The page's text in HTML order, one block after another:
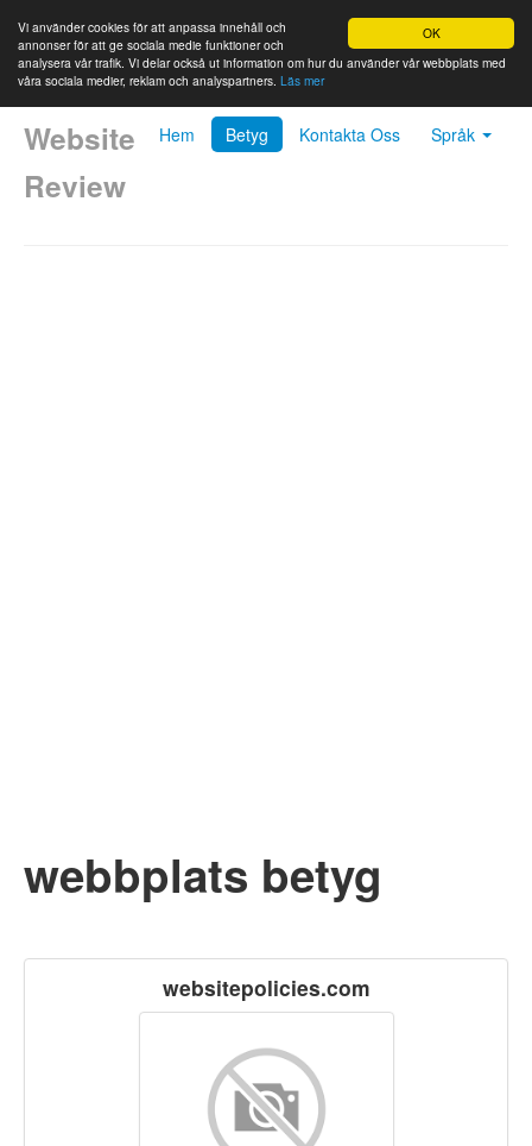
OK
Vi använder cookies för att anpassa innehåll och
annonser för att ge sociala medie funktioner och
analysera vår trafik. Vi delar också ut information om hur du använder vår webbplats med
våra sociala medier, reklam och analyspartners. Läs mer
Hem Betyg Kontakta Oss Språk
Website
Review
webbplats betyg
websitepolicies.com